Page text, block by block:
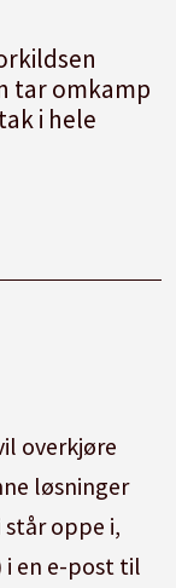
tar omkamp
i hele
overkjøre
løsninger
oppe i,
i en e-post til